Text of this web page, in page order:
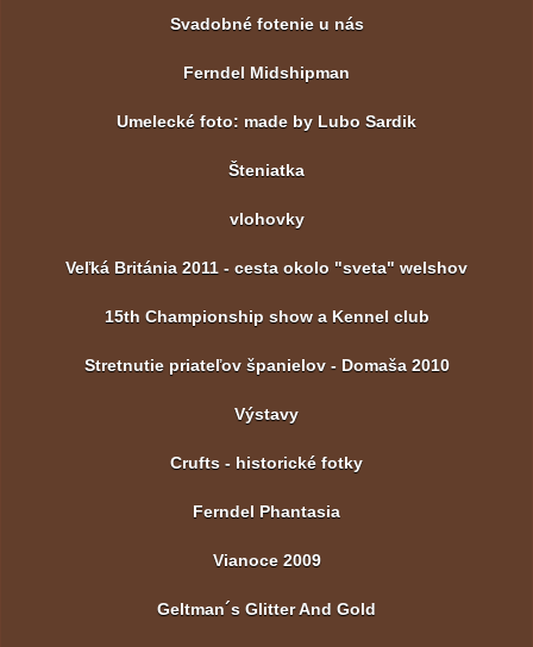
Svadobné fotenie u nás
Ferndel Midshipman
Umelecké foto: made by Lubo Sardik
Šteniatka
vlohovky
Veľká Británia 2011 - cesta okolo "sveta" welshov
15th Championship show a Kennel club
Stretnutie priateľov španielov - Domaša 2010
Výstavy
Crufts - historické fotky
Ferndel Phantasia
Vianoce 2009
Geltman´s Glitter And Gold